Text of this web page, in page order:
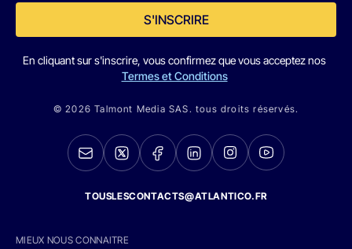
S'INSCRIRE
En cliquant sur s'inscrire, vous confirmez que vous acceptez nos
Termes et Conditions
© 2026 Talmont Media SAS. tous droits réservés.
TOUSLESCONTACTS@ATLANTICO.FR
MIEUX NOUS CONNAITRE